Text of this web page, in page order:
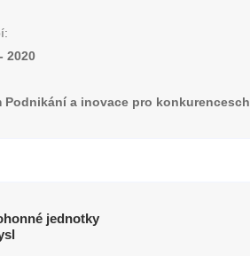
2020
Podnikání a inovace pro
jednotky